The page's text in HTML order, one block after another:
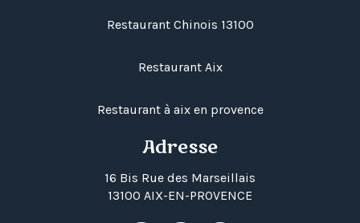
Restaurant Chinois 13100
Restaurant Aix
Restaurant à aix en provence
Adresse
16 Bis Rue des Marseillais
13100 AIX-EN-PROVENCE